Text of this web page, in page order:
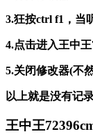
3.狂按ctrl f1，当
4.点击进入王中王
5.关闭修改器(不
以上就是没有记
王中王